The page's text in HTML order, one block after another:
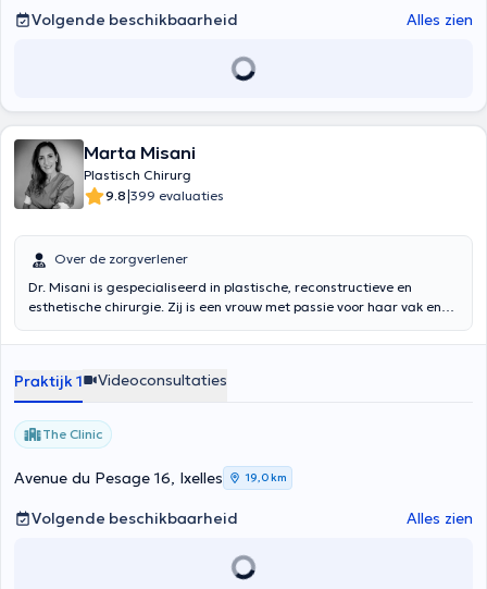
Volgende beschikbaarheid Alles zien
Marta Misani
Plastisch Chirurg
9.8|399 evaluaties
Over de zorgverlener
Dr. Misani is gespecialiseerd in plastische, reconstructieve en
esthetische chirurgie. Zij is een vrouw met passie voor haar vak en
Italië en België heeft Dr. Misani kunnen samenwerken met de meest
Praktijk 1 Videoconsultaties
The Clinic
Avenue du Pesage 16, Ixelles 19,0 km
Volgende beschikbaarheid Alles zien